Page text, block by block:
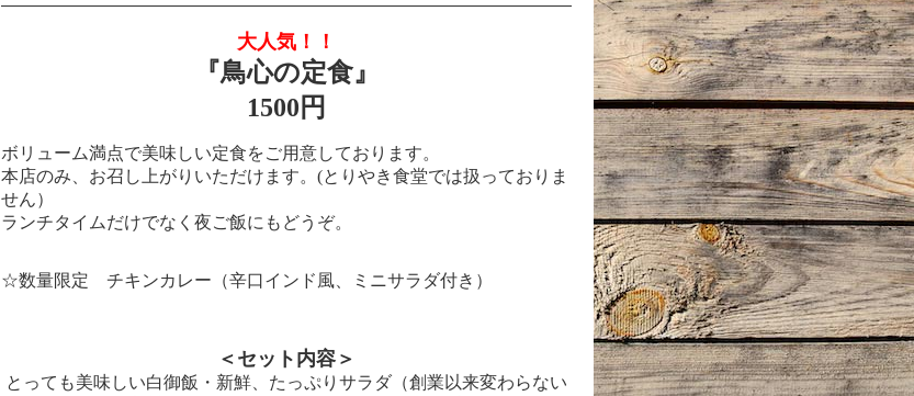
大人気！！
『鳥心の定食』
1500円
ボリューム満点で美味しい定食をご用意しております。
本店のみ、お召し上がりいただけます。(とりやき食堂では扱っておりま
せん）
ランチタイムだけでなく夜ご飯にもどうぞ。
☆数量限定 チキンカレー（辛口インド風、ミニサラダ付き）
＜セット内容＞
とっても美味しい白御飯・新鮮、たっぷりサラダ（創業以来変わらない